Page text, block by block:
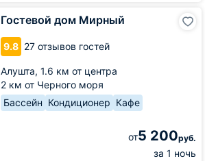
Гостевой дом Мирный
9.8 27 отзывов гостей
Алушта, 1.6 км от центра
2 км от Черного моря
Бассейн Кондиционер Кафе
от5 200руб.
за 1 ночь